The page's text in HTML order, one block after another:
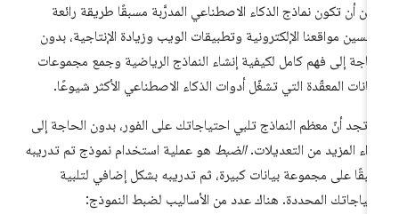
أن تكون نماذج الذكاء الاصطناعي المدرَّبة مسبقًا طريقة رائعة
مواقعنا الإلكترونية وتطبيقات الويب وزيادة الإنتاجية، بدون
إلى فهم كامل لكيفية إنشاء النماذج الرياضية وجمع مجموعات
المعقّدة التي تشغّل أدوات الذكاء الاصطناعي الأكثر شيوعًا.
تجد أنّ معظم النماذج تلبي احتياجاتك على الفور، بدون الحاجة إلى
المزيد من التعديلات.الضبطهو عملية استخدام نموذج تم تدريبه
على مجموعة بيانات كبيرة، ثم تدريبه بشكل إضافي لتلبية
المحددة. هناك عدد من الأساليب لضبط النموذج: